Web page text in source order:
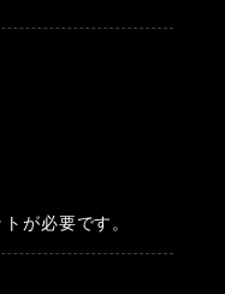
が必要です。